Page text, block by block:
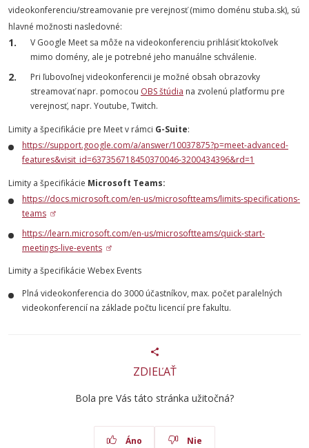
videokonferenciu/streamovanie pre verejnosť (mimo doménu stuba.sk), sú
hlavné možnosti nasledovné:
V Google Meet sa môže na videokonferenciu prihlásiť ktokoľvek
mimo domény, ale je potrebné jeho manuálne schválenie.
Pri ľubovoľnej videokonferencii je možné obsah obrazovky
streamovať napr. pomocou OBS štúdia na zvolenú platformu pre
verejnosť, napr. Youtube, Twitch.
Limity a špecifikácie pre Meet v rámci G-Suite:
https://support.google.com/a/answer/10037875?p=meet-advanced-
features&visit_id=637356718450370046-3200434396&rd=1
Limity a špecifikácie Microsoft Teams:
https://docs.microsoft.com/en-us/microsoftteams/limits-specifications-
teams
https://learn.microsoft.com/en-us/microsoftteams/quick-start-
meetings-live-events
Limity a špecifikácie Webex Events
Plná videokonferencia do 3000 účastníkov, max. počet paralelných
videokonferencií na základe počtu licencií pre fakultu.
ZDIEĽAŤ
Bola pre Vás táto stránka užitočná?
Áno Nie